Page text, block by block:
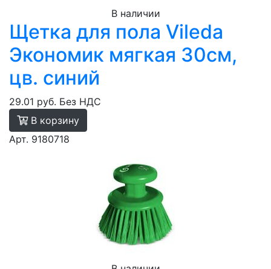
В наличии
Щетка для пола Vileda
Экономик мягкая 30см,
цв. синий
29.01 руб. Без НДС
В корзину
Арт. 9180718